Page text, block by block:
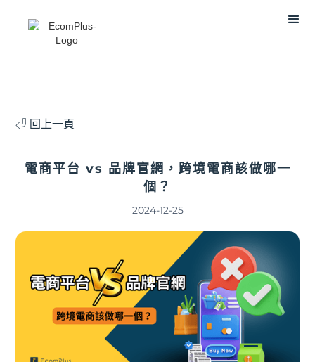
⏎ 回上一頁
電商平台 vs 品牌官網，跨境電商該做哪一
個？
2024-12-25